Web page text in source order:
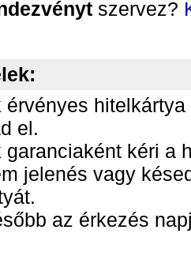
szervez?
érvényes
el.
garanciaként kéri a
jelenés vagy
az érkezés